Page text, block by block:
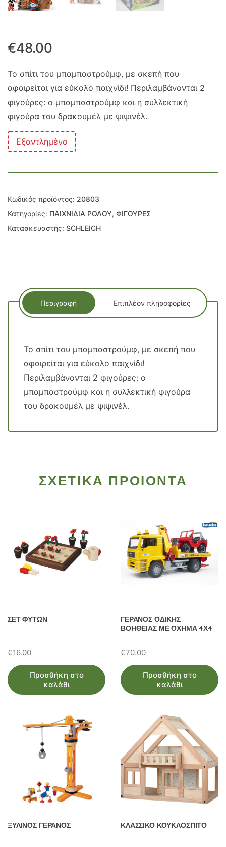
€48.00
Το σπίτι του μπαμπαστρούμφ, με σκεπή που
αφαιρείται για εύκολο παιχνίδι! Περιλαμβάνονται 2
φιγούρες: ο μπαμπαστρούμφ και η συλλεκτική
φιγούρα του δρακουμέλ με ψιψινέλ.
Εξαντλημένο
Κωδικός προϊόντος: 20803
Κατηγορίες: ΠΑΙΧΝΙΔΙΑ ΡΟΛΟΥ, ΦΙΓΟΥΡΕΣ
Κατασκευαστής: SCHLEICH
Περιγραφή Επιπλέον πληροφορίες
Το σπίτι του μπαμπαστρούμφ, με σκεπή που
αφαιρείται για εύκολο παιχνίδι!
Περιλαμβάνονται 2 φιγούρες: ο
μπαμπαστρούμφ και η συλλεκτική φιγούρα
του δρακουμέλ με ψιψινέλ.
ΣΧΕΤΙΚΑ ΠΡΟΙΟΝΤΑ
ΣΕΤ ΦΥΤΩΝ
€16.00
Προσθήκη στο
καλάθι
ΓΕΡΑΝΟΣ ΟΔΙΚΗΣ
ΒΟΗΘΕΙΑΣ ΜΕ ΟΧΗΜΑ 4Χ4
€70.00
Προσθήκη στο
καλάθι
ΞΥΛΙΝΟΣ ΓΕΡΑΝΟΣ ΚΛΑΣΣΙΚΟ ΚΟΥΚΛΟΣΠΙΤΟ